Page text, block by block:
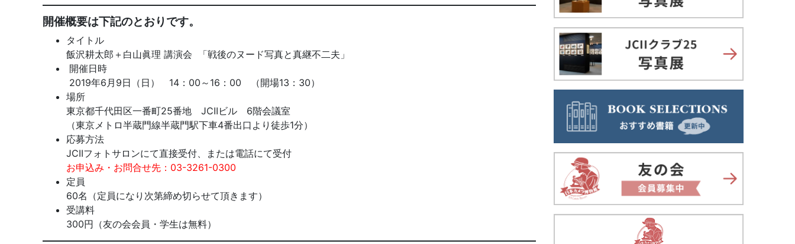
開催概要は下記のとおりです。
タイトル
飯沢耕太郎＋白山眞理 講演会 「戦後のヌード写真と真継不二夫」
開催日時
2019年6月9日（日） 14：00～16：00 （開場13：30）
場所
東京都千代田区一番町25番地 JCIIビル 6階会議室
（東京メトロ半蔵門線半蔵門駅下車4番出口より徒歩1分）
応募方法
JCIIフォトサロンにて直接受付、または電話にて受付
お申込み・お問合せ先：03-3261-0300
定員
60名（定員になり次第締め切らせて頂きます）
受講料
300円（友の会会員・学生は無料）